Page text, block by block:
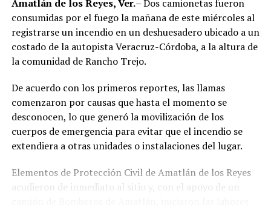
Tras varios meses de proceso penal, el juez consideró
acreditada la responsabilidad de Anselmo “N”, Jesús “N”,
Diego “N”, Lauro Arturo “N”, Dana Natalia “N” y
Bonifacio “N”, imponiéndoles una pena de cuatro años y
nueve meses de prisión.
Los ahora sentenciados formaban parte de la Policía
Municipal de Coscomatepec durante la administración
del alcalde de Movimiento Ciudadano, Armando Reyes
Muñoz, y permanecerán recluidos en el Centro de
Reinserción Social de Mediana Seguridad de La Toma, en
Amatlán de los Reyes, donde cumplirán la condena.
Amatlán de los Reyes, Ver.– Dos camionetas fueron
consumidas por el fuego la mañana de este miércoles al
registrarse un incendio en un deshuesadero ubicado a un
costado de la autopista Veracruz-Córdoba, a la altura de
la comunidad de Rancho Trejo.
De acuerdo con los primeros reportes, las llamas
comenzaron por causas que hasta el momento se
desconocen, lo que generó la movilización de los
cuerpos de emergencia para evitar que el incendio se
extendiera a otras unidades o instalaciones del lugar.
Elementos de Protección Civil de Amatlán de los Reyes
acudieron de inmediato al sitio y, con el apoyo de un